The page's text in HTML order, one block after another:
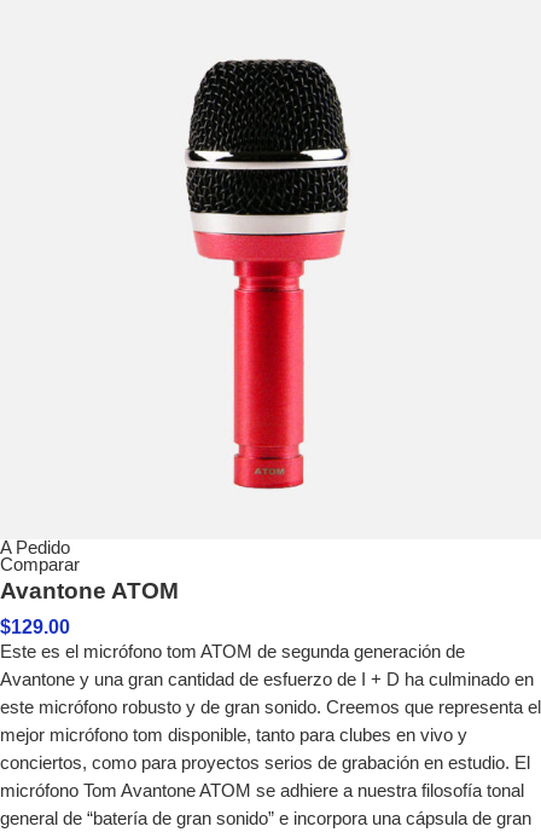
A Pedido
Comparar
Avantone ATOM
$129.00
Este es el micrófono tom ATOM de segunda generación de
Avantone y una gran cantidad de esfuerzo de I + D ha culminado en
este micrófono robusto y de gran sonido. Creemos que representa el
mejor micrófono tom disponible, tanto para clubes en vivo y
conciertos, como para proyectos serios de grabación en estudio. El
micrófono Tom Avantone ATOM se adhiere a nuestra filosofía tonal
general de “batería de gran sonido” e incorpora una cápsula de gran